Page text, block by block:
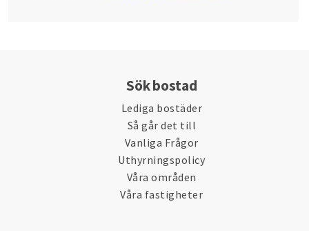
Sök bostad
Lediga bostäder
Så går det till
Vanliga Frågor
Uthyrningspolicy
Våra områden
Våra fastigheter